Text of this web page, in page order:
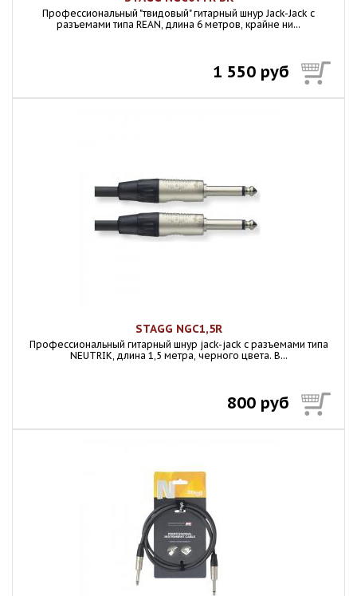
Профессиональный "твидовый" гитарный шнур Jack-Jack с
разъемами типа REAN, длина 6 метров, крайне ни...
1 550 руб
STAGG NGC1,5R
Профессиональный гитарный шнур jack-jack с разъемами типа
NEUTRIK, длина 1,5 метра, черного цвета. В...
800 руб